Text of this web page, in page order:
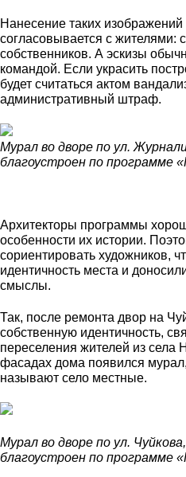
Нанесение таких
согласовывается с жителями:
собственников. А эскизы
командой. Если украсить
будет считаться актом
административный штраф.
Мурал во дворе по ул.
благоустроен по программе
Архитекторы программы
особенности их истории.
сориентировать художников,
идентичность места и
смыслы.
Так, после ремонта двор на
собственную идентичность,
переселения жителей из
фасадах дома появился
называют село местные.
Мурал во дворе по ул.
благоустроен по программе